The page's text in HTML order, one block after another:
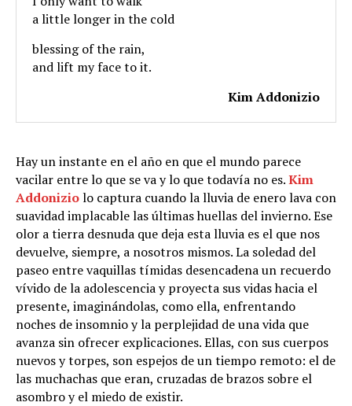
a little longer in the cold
blessing of the rain,
and lift my face to it.
Kim Addonizio
Hay un instante en el año en que el mundo parece
vacilar entre lo que se va y lo que todavía no es.Kim
Addoniziolo captura cuando la lluvia de enero lava con
suavidad implacable las últimas huellas del invierno. Ese
olor a tierra desnuda que deja esta lluvia es el que nos
devuelve, siempre, a nosotros mismos. La soledad del
paseo entre vaquillas tímidas desencadena un recuerdo
vívido de la adolescencia y proyecta sus vidas hacia el
presente, imaginándolas, como ella, enfrentando
noches de insomnio y la perplejidad de una vida que
avanza sin ofrecer explicaciones. Ellas, con sus cuerpos
nuevos y torpes, son espejos de un tiempo remoto: el de
las muchachas que eran, cruzadas de brazos sobre el
asombro y el miedo de existir.